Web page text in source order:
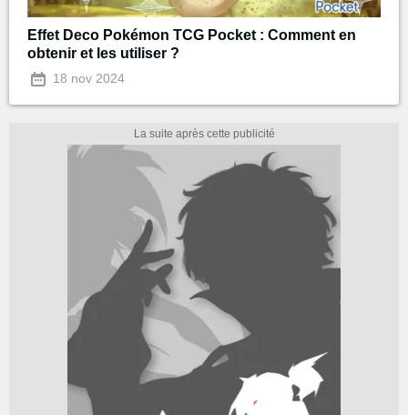
Effet Deco Pokémon TCG Pocket : Comment en
obtenir et les utiliser ?
18 nov 2024